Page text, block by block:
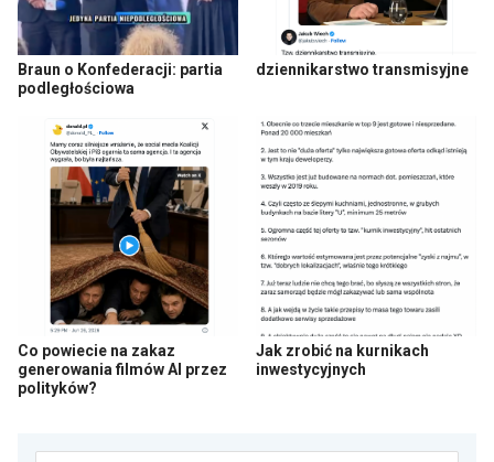
Braun o Konfederacji: partia
podległościowa
dziennikarstwo transmisyjne
Co powiecie na zakaz
generowania filmów AI przez
polityków?
Jak zrobić na kurnikach
inwestycyjnych